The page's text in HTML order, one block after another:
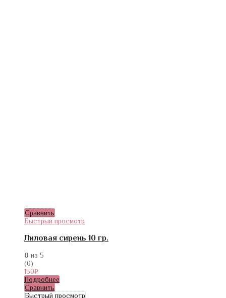
Сравнить
Быстрый просмотр
Лиловая сирень 10 гр.
0 из 5
(0)
150₽
Подробнее
Сравнить
Быстрый просмотр